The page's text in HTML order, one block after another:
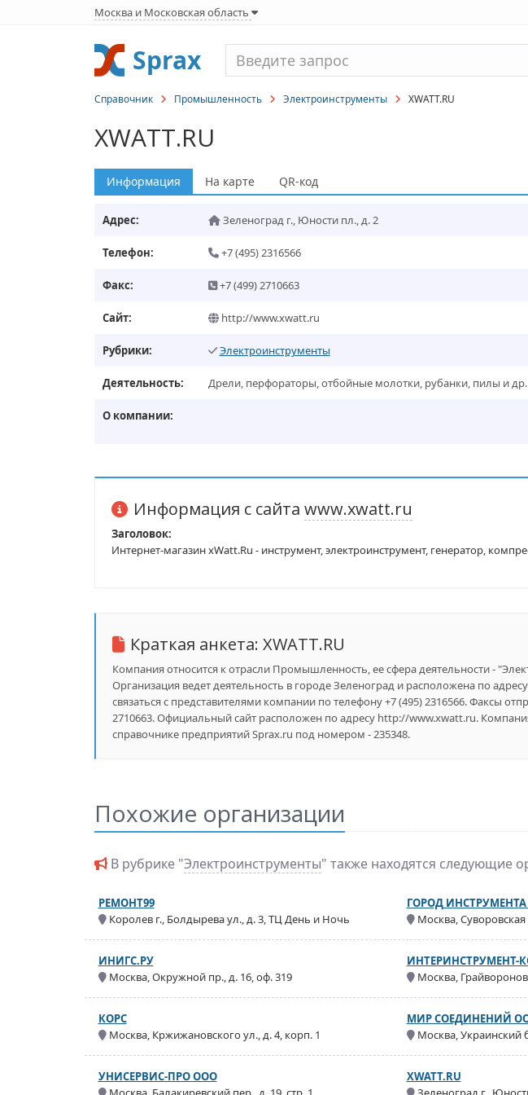
Москва и Московская область
Sprax
Справочник Промышленность Электроинструменты XWATT.RU
XWATT.RU
Информация На карте QR-код
Адрес: Зеленоград г., Юности пл., д. 2
Телефон: +7 (495) 2316566
Факс: +7 (499) 2710663
Сайт: http://www.xwatt.ru
Рубрики: Электроинструменты
Деятельность: Дрели, перфораторы, отбойные молотки, рубанки, пилы и др.
О компании:
Информация с сайта www.xwatt.ru
Заголовок:
Интернет-магазин xWatt.Ru - инструмент, электроинструмент, генератор,
Краткая анкета: XWATT.RU
Компания относится к отрасли Промышленность, ее сфера деятельности -
Организация ведет деятельность в городе Зеленоград и расположена по
связаться с представителями компании по телефону +7 (495) 2316566. Факсы
2710663. Официальный сайт расположен по адресу http://www.xwatt.ru.
справочнике предприятий Sprax.ru под номером - 235348.
Похожие организации
В рубрике "Электроинструменты" также находятся следующие
РЕМОНТ99
Королев г., Болдырева ул., д. 3, ТЦ День и Ночь
ГОРОД
Москва, Суворовская
ИНИГС.РУ
Москва, Окружной пр., д. 16, оф. 319
ИНТЕРИНСТРУМЕНТ-
Москва,
КОРС
Москва, Кржижановского ул., д. 4, корп. 1
МИР СОЕДИНЕНИЙ
Москва, Украинский
УНИСЕРВИС-ПРО ООО
XWATT.RU